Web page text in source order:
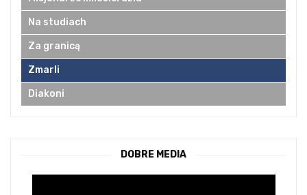
Na studiach
Za granicą
Zmarli
Diakoni
DOBRE MEDIA